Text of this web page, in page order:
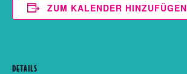
ZUM KALENDER HINZUFÜGEN
DETAILS